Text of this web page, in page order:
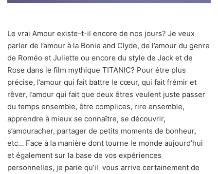
Le vrai Amour existe-t-il encore de nos jours? Je veux
parler de l’amour à la Bonie and Clyde, de l’amour du genre
de Roméo et Juliette ou encore du style de Jack et de
Rose dans le film mythique TITANIC? Pour être plus
précise, l’amour qui fait battre le cœur, qui fait frémir et
rêver, l’amour qui fait que deux êtres veulent juste passer
du temps ensemble, être complices, rire ensemble,
apprendre à mieux se connaître, se découvrir,
s’amouracher, partager de petits moments de bonheur,
etc… Face à la manière dont tourne le monde aujourd’hui
et également sur la base de vos expériences
personnelles, je parie qu’il vous arrive certainement de